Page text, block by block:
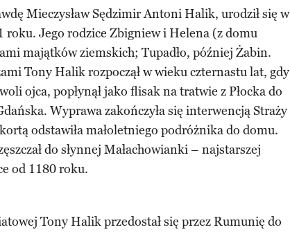
Mieczysław Sędzimir Antoni Halik, urodził się w
roku. Jego rodzice Zbigniew i Helena (z domu
majątków ziemskich; Tupadło, później Żabin.
Tony Halik rozpoczął w wieku czternastu lat, gdy
ojca, popłynął jako flisak na tratwie z Płocka do
Wyprawa zakończyła się interwencją Straży
odstawiła małoletniego podróżnika do domu.
do słynnej Małachowianki – najstarszej
od 1180 roku.
Tony Halik przedostał się przez Rumunię do